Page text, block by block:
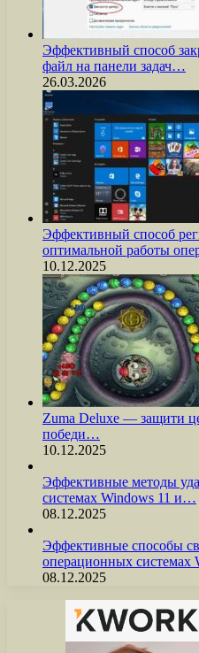
Эффективный способ
файл на панели задач…
26.03.2026
Эффективный способ
оптимальной работы
10.12.2025
Zuma Deluxe — защити
победи…
10.12.2025
Эффективные методы
системах Windows 11 и…
08.12.2025
Эффективные способы
операционных системах
08.12.2025